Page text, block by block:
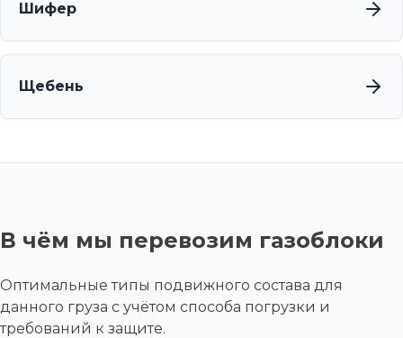
Шифер
Щебень
В чём мы перевозим газоблоки
Оптимальные типы подвижного состава для
данного груза с учётом способа погрузки и
требований к защите.